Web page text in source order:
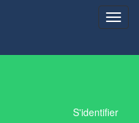
S'identifier